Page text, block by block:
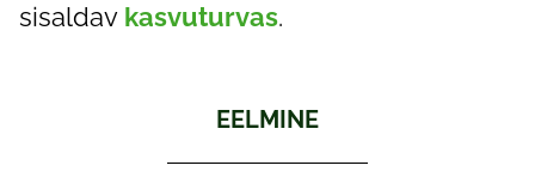
sisaldav kasvuturvas.
EELMINE